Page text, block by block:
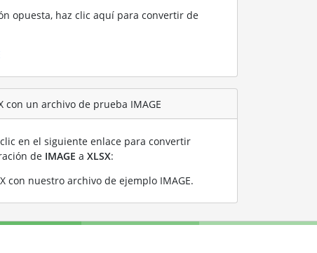
opuesta, haz clic aquí para convertir de
con un archivo de prueba IMAGE
en el siguiente enlace para convertir
de IMAGE a XLSX:
con nuestro archivo de ejemplo IMAGE.